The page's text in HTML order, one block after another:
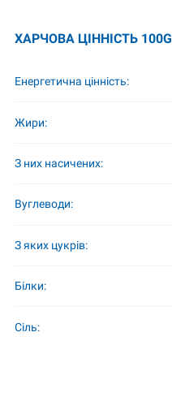
ХАРЧОВА ЦІННІСТЬ 100G
Енергетична цінність:
Жири:
З них насичених:
Вуглеводи:
З яких цукрів:
Білки:
Сіль: